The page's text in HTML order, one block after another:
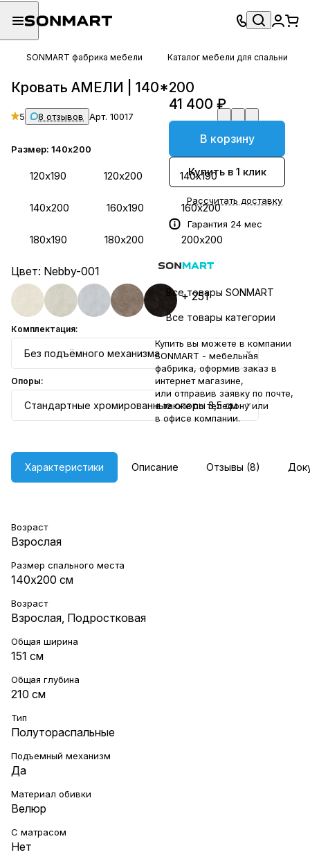
SONMART фабрика мебели Каталог мебели для спальни
Кровать АМЕЛИ | 140*200
5 8 отзывов Арт. 10017
Размер: 140х200
120х190 120х200 140х190
140х200 160х190 160х200
180х190 180х200 200х200
Цвет: Nebby-001
+ 251
Комплектация:
Без подъёмного механизма
Опоры:
Стандартные хромированные опоры 3,5 см
41 400 ₽
В корзину
Купить в 1 клик
Рассчитать доставку
Гарантия 24 мес
Все товары SONMART
Все товары категории
Купить вы можете в компании
SONMART - мебельная
фабрика, оформив заказ в
интернет магазине,
или отправив заявку по почте,
а также по телефону или
в офисе компании.
Характеристики Описание Отзывы (8)
Возраст
Взрослая
Размер спального места
140х200 см
Возраст
Взрослая Подростковая
Общая ширина
151 см
Общая глубина
210 см
Тип
Полутораспальные
Подъемный механизм
Да
Материал обивки
Велюр
С матрасом
Нет